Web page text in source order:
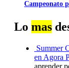
Campeonato
Lo mas
Summer
en Agora
aprender